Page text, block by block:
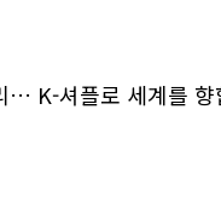
K-셔플로 세계를